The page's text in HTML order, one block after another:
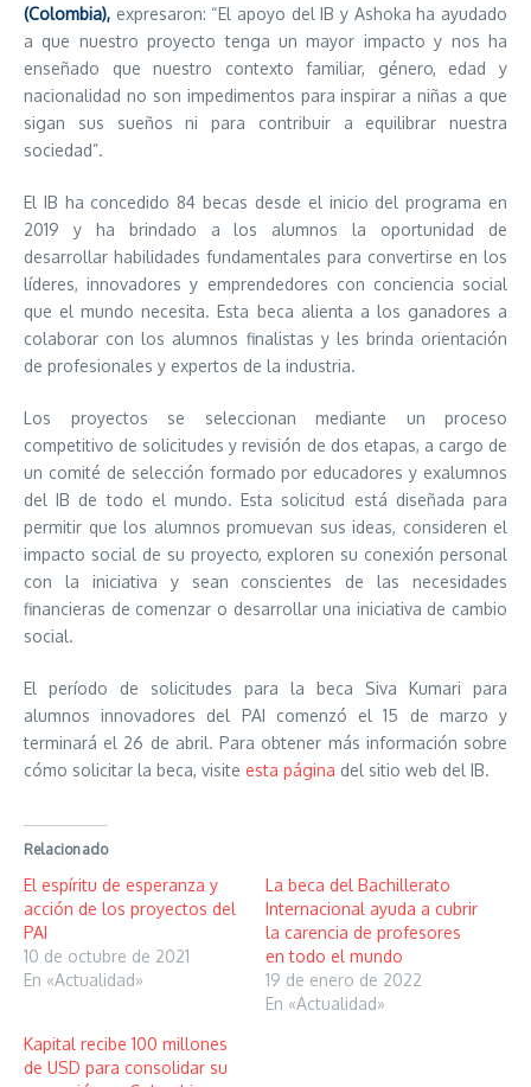
(Colombia), expresaron: “El apoyo del IB y Ashoka ha ayudado
a que nuestro proyecto tenga un mayor impacto y nos ha
enseñado que nuestro contexto familiar, género, edad y
nacionalidad no son impedimentos para inspirar a niñas a que
sigan sus sueños ni para contribuir a equilibrar nuestra
sociedad”.
El IB ha concedido 84 becas desde el inicio del programa en
2019 y ha brindado a los alumnos la oportunidad de
desarrollar habilidades fundamentales para convertirse en los
líderes, innovadores y emprendedores con conciencia social
que el mundo necesita. Esta beca alienta a los ganadores a
colaborar con los alumnos finalistas y les brinda orientación
de profesionales y expertos de la industria.
Los proyectos se seleccionan mediante un proceso
competitivo de solicitudes y revisión de dos etapas, a cargo de
un comité de selección formado por educadores y exalumnos
del IB de todo el mundo. Esta solicitud está diseñada para
permitir que los alumnos promuevan sus ideas, consideren el
impacto social de su proyecto, exploren su conexión personal
con la iniciativa y sean conscientes de las necesidades
financieras de comenzar o desarrollar una iniciativa de cambio
social.
El período de solicitudes para la beca Siva Kumari para
alumnos innovadores del PAI comenzó el 15 de marzo y
terminará el 26 de abril. Para obtener más información sobre
cómo solicitar la beca, visite esta página del sitio web del IB.
Relacionado
El espíritu de esperanza y
acción de los proyectos del
PAI
10 de octubre de 2021
En «Actualidad»
La beca del Bachillerato
Internacional ayuda a cubrir
la carencia de profesores
en todo el mundo
19 de enero de 2022
En «Actualidad»
Kapital recibe 100 millones
de USD para consolidar su